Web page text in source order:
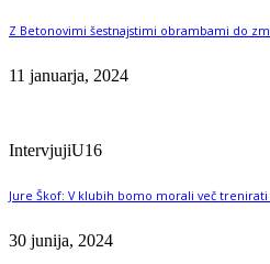
Z Betonovimi šestnajstimi obrambami do
11 januarja, 2024
IntervjujiU16
Jure Škof: V klubih bomo morali več
30 junija, 2024